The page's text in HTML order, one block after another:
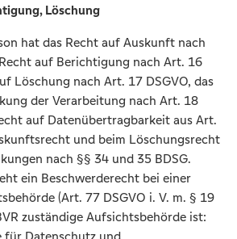
Löschung
hat das Recht auf Auskunft nach
auf Berichtigung nach Art. 16
Löschung nach Art. 17 DSGVO, das
der Verarbeitung nach Art. 18
auf Datenübertragbarkeit aus Art.
und beim Löschungsrecht
nach §§ 34 und 35 BDSG.
ein Beschwerderecht bei einer
(Art. 77 DSGVO i. V. m. § 19
zuständige Aufsichtsbehörde ist: